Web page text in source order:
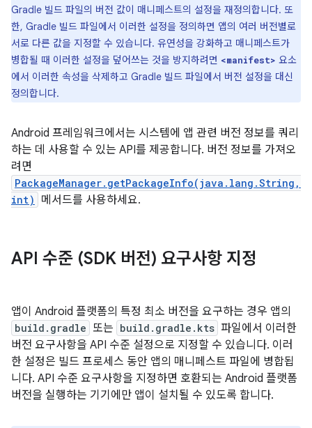
Gradle 빌드 파일의 버전 값이 매니페스트의 설정을 재정의합니다. 또
한, Gradle 빌드 파일에서 이러한 설정을 정의하면 앱의 여러 버전별로
서로 다른 값을 지정할 수 있습니다. 유연성을 강화하고 매니페스트가
병합될 때 이러한 설정을 덮어쓰는 것을 방지하려면 <manifest> 요소
에서 이러한 속성을 삭제하고 Gradle 빌드 파일에서 버전 설정을 대신
정의합니다.
Android 프레임워크에서는 시스템에 앱 관련 버전 정보를 쿼리
하는 데 사용할 수 있는 API를 제공합니다. 버전 정보를 가져오
려면
PackageManager.getPackageInfo(java.lang.String,
int)
메서드를 사용하세요.
API 수준 (SDK 버전) 요구사항 지정
앱이 Android 플랫폼의 특정 최소 버전을 요구하는 경우 앱의
build.gradle 또는 build.gradle.kts 파일에서 이러한
버전 요구사항을 API 수준 설정으로 지정할 수 있습니다. 이러
한 설정은 빌드 프로세스 동안 앱의 매니페스트 파일에 병합됩
니다. API 수준 요구사항을 지정하면 호환되는 Android 플랫폼
버전을 실행하는 기기에만 앱이 설치될 수 있도록 합니다.